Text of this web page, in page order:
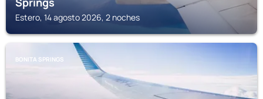
Estero, 14 agosto 2026, 2 noches
BONITA SPRINGS